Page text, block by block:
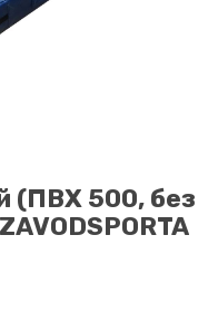
(ПВХ 500, без
5 460,00 ₽.